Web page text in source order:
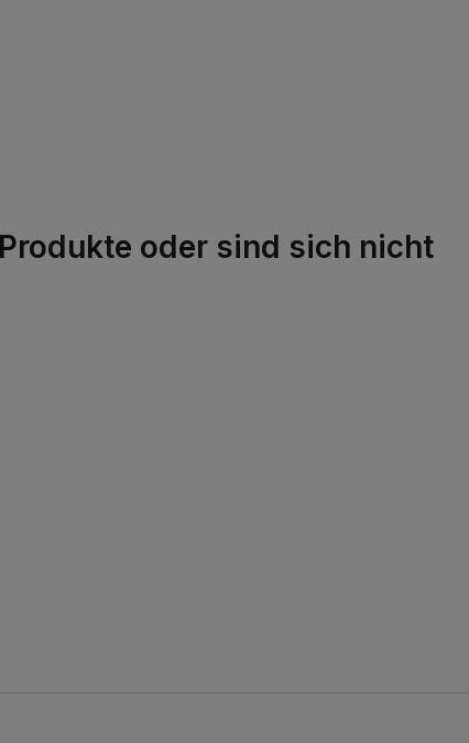
oder sind sich nicht